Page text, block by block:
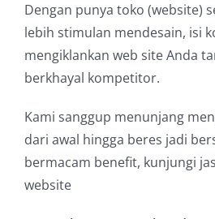
Dengan punya toko (website)
lebih stimulan mendesain, isi
mengiklankan web site Anda
berkhayal kompetitor.
Kami sanggup menunjang
dari awal hingga beres jadi
bermacam benefit, kunjungi
website